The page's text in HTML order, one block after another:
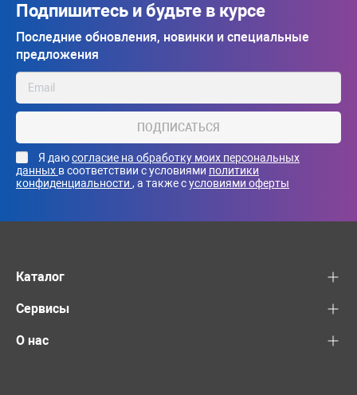
Подпишитесь и будьте в курсе
Последние обновления, новинки и специальные
предложения
ПОДПИСАТЬСЯ
Я даюсогласие на обработку моих персональных
данных в соответствии с условиями политики
конфиденциальности , а также сусловиями оферты
Каталог
Сервисы
О нас